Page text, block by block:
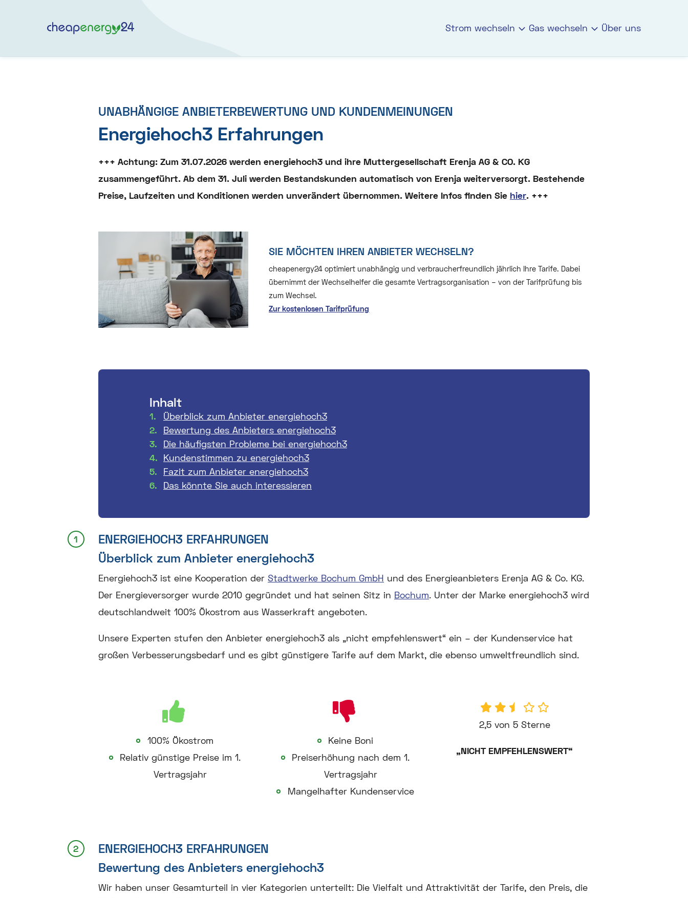
Strom wechseln Gas wechseln Über uns
UNABHÄNGIGE ANBIETERBEWERTUNG UND KUNDENMEINUNGEN
Energiehoch3 Erfahrungen
+++ Achtung: Zum 31.07.2026 werden energiehoch3 und ihre Muttergesellschaft Erenja AG & CO. KG
zusammengeführt. Ab dem 31. Juli werden Bestandskunden automatisch von Erenja weiterversorgt. Bestehende
Preise, Laufzeiten und Konditionen werden unverändert übernommen. Weitere Infos finden Sie hier. +++
SIE MÖCHTEN IHREN ANBIETER WECHSELN?
cheapenergy24 optimiert unabhängig und verbraucherfreundlich jährlich Ihre Tarife. Dabei
übernimmt der Wechselhelfer die gesamte Vertragsorganisation – von der Tarifprüfung bis
zum Wechsel.
Zur kostenlosen Tarifprüfung
Inhalt
Überblick zum Anbieter energiehoch3
Bewertung des Anbieters energiehoch3
Die häufigsten Probleme bei energiehoch3
Kundenstimmen zu energiehoch3
Fazit zum Anbieter energiehoch3
Das könnte Sie auch interessieren
ENERGIEHOCH3 ERFAHRUNGEN
Überblick zum Anbieter energiehoch3
Energiehoch3 ist eine Kooperation der Stadtwerke Bochum GmbH und des Energieanbieters Erenja AG & Co. KG.
Der Energieversorger wurde 2010 gegründet und hat seinen Sitz in Bochum. Unter der Marke energiehoch3 wird
deutschlandweit 100% Ökostrom aus Wasserkraft angeboten.
Unsere Experten stufen den Anbieter energiehoch3 als „nicht empfehlenswert“ ein – der Kundenservice hat
großen Verbesserungsbedarf und es gibt günstigere Tarife auf dem Markt, die ebenso umweltfreundlich sind.
100% Ökostrom
Relativ günstige Preise im 1.
Vertragsjahr
Keine Boni
Preiserhöhung nach dem 1.
Vertragsjahr
Mangelhafter Kundenservice
2,5 von 5 Sterne
„NICHT EMPFEHLENSWERT“
ENERGIEHOCH3 ERFAHRUNGEN
Bewertung des Anbieters energiehoch3
Wir haben unser Gesamturteil in vier Kategorien unterteilt: Die Vielfalt und Attraktivität der Tarife, den Preis, die